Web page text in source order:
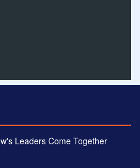
Leaders Come Together